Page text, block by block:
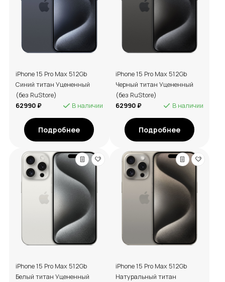
iPhone 15 Pro Max 512Gb
Синий титан Уцененный
(без RuStore)
62990 ₽
В наличии
Подробнее
iPhone 15 Pro Max 512Gb
Черный титан Уцененный
(без RuStore)
62990 ₽
В наличии
Подробнее
iPhone 15 Pro Max 512Gb
Белый титан Уцененный
iPhone 15 Pro Max 512Gb
Натуральный титан